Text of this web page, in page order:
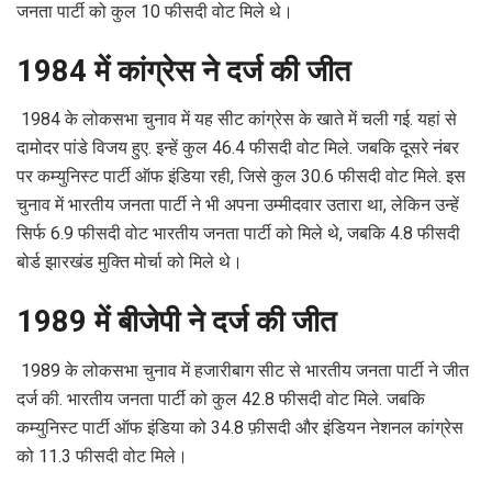
जनता पार्टी को कुल 10 फीसदी वोट मिले थे।
1984 में कांग्रेस ने दर्ज की जीत
1984 के लोकसभा चुनाव में यह सीट कांग्रेस के खाते में चली गई. यहां से
दामोदर पांडे विजय हुए. इन्हें कुल 46.4 फीसदी वोट मिले. जबकि दूसरे नंबर
पर कम्युनिस्ट पार्टी ऑफ इंडिया रही, जिसे कुल 30.6 फीसदी वोट मिले. इस
चुनाव में भारतीय जनता पार्टी ने भी अपना उम्मीदवार उतारा था, लेकिन उन्हें
सिर्फ 6.9 फीसदी वोट भारतीय जनता पार्टी को मिले थे, जबकि 4.8 फीसदी
बोर्ड झारखंड मुक्ति मोर्चा को मिले थे।
1989 में बीजेपी ने दर्ज की जीत
1989 के लोकसभा चुनाव में हजारीबाग सीट से भारतीय जनता पार्टी ने जीत
दर्ज की. भारतीय जनता पार्टी को कुल 42.8 फीसदी वोट मिले. जबकि
कम्युनिस्ट पार्टी ऑफ इंडिया को 34.8 फ़ीसदी और इंडियन नेशनल कांग्रेस
को 11.3 फीसदी वोट मिले।